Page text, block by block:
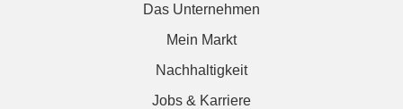
Das Unternehmen
Mein Markt
Nachhaltigkeit
Jobs & Karriere